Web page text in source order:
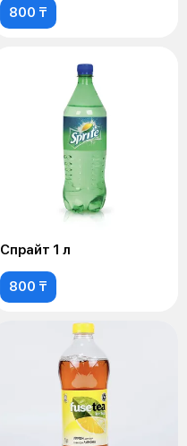
800 ₸
Спрайт 1 л
800 ₸